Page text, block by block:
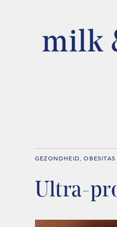
GEZONDHEID,OBESITAS
Ultra-